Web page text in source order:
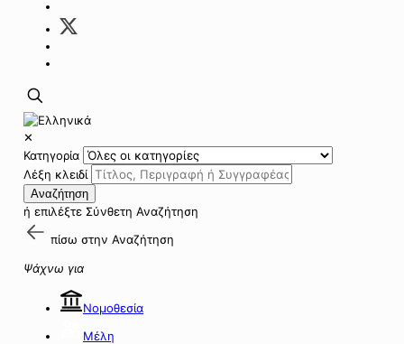
✕
Κατηγορία
Λέξη κλειδί
Αναζήτηση
ή επιλέξτε Σύνθετη Αναζήτηση
πίσω στην Αναζήτηση
Ψάχνω για
Νομοθεσία
Μέλη